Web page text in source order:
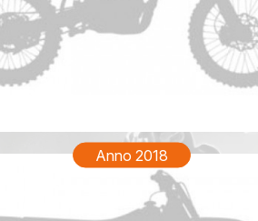
Anno 2018